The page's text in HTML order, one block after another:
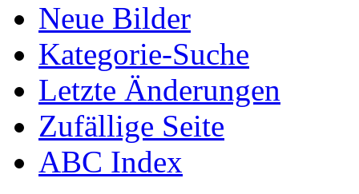
Neue Bilder
Kategorie-Suche
Letzte Änderungen
Zufällige Seite
ABC Index